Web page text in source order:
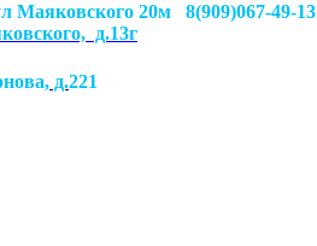
Маяковского 20м 8(909)067-49-13
д.13г
, д.221